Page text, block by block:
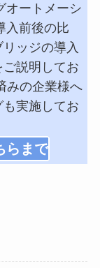
オートメーシ
入前後の比
ッジの導入
説明してお
みの企業様へ
実施してお
らまで